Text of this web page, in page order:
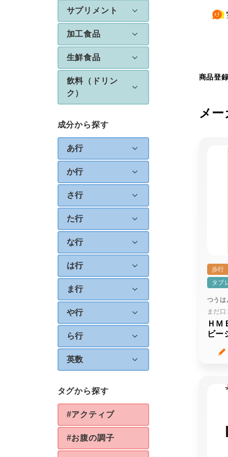
サプリメント
加工食品
生鮮食品
飲料（ドリン
ク）
成分から探す
あ行
か行
さ行
た行
な行
は行
ま行
や行
ら行
英数
タグから探す
#アクティブ
#お腹の調子
商品登
メ
歩行
タブ
つうは
まだ
ＨＭ
ビー